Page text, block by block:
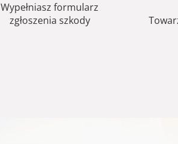
Wypełniasz formularz
zgłoszenia szkody